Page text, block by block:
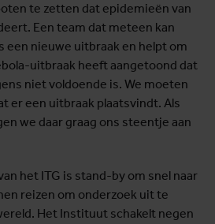
te zetten dat epidemieën van
Een team dat meteen kan
een nieuwe uitbraak en helpt om
uitbraak heeft aangetoond dat
niet voldoende is. We moeten
er een uitbraak plaatsvindt. Als
we daar graag ons steentje aan
het ITG is stand-by om snel naar
reizen om onderzoek uit te
Het Instituut schakelt negen